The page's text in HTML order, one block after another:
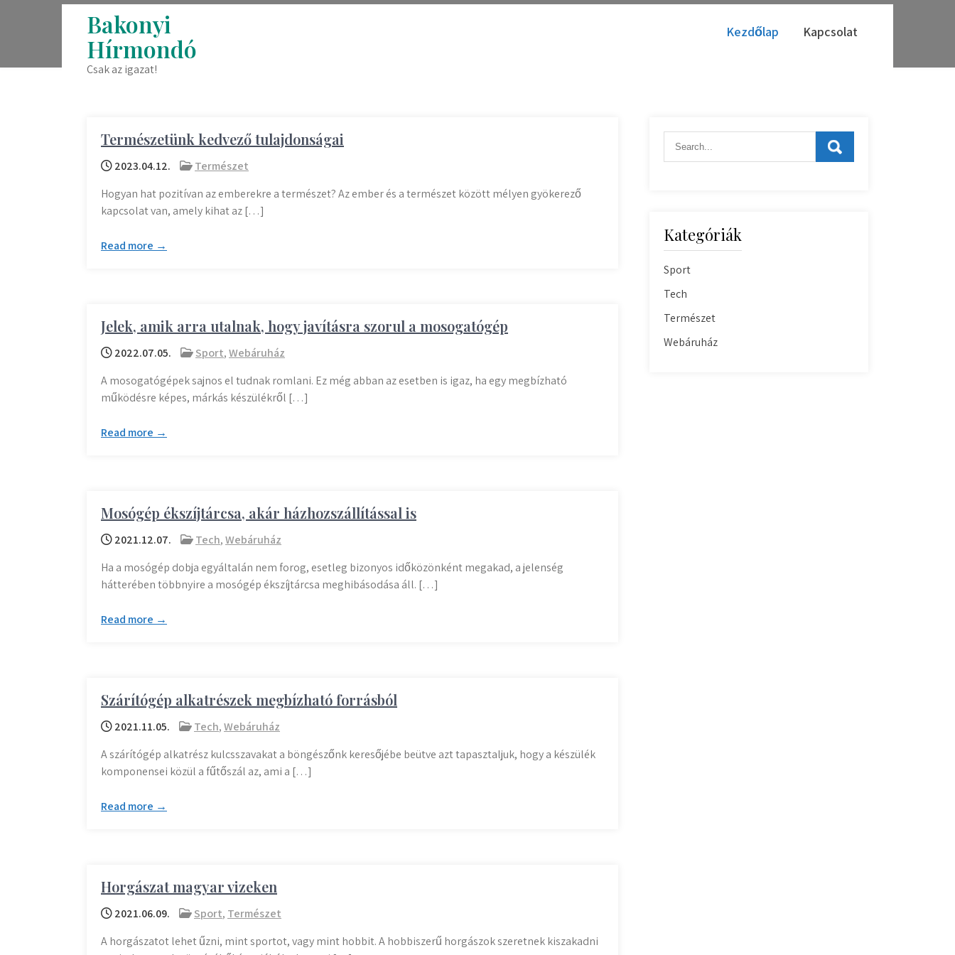
Bakonyi
Hírmondó
Csak az igazat!
Kezdőlap Kapcsolat
Természetünk kedvező tulajdonságai
2023.04.12.
Természet
Hogyan hat pozitívan az emberekre a természet? Az ember és a természet között mélyen gyökerező
kapcsolat van, amely kihat az […]
Read more →
Jelek, amik arra utalnak, hogy javításra szorul a mosogatógép
2022.07.05. Sport,Webáruház
A mosogatógépek sajnos el tudnak romlani. Ez még abban az esetben is igaz, ha egy megbízható
működésre képes, márkás készülékről […]
Read more →
Mosógép ékszíjtárcsa, akár házhozszállítással is
2021.12.07. Tech,Webáruház
Ha a mosógép dobja egyáltalán nem forog, esetleg bizonyos időközönként megakad, a jelenség
hátterében többnyire a mosógép ékszíjtárcsa meghibásodása áll. […]
Read more →
Szárítógép alkatrészek megbízható forrásból
2021.11.05. Tech,Webáruház
A szárítógép alkatrész kulcsszavakat a böngészőnk keresőjébe beütve azt tapasztaljuk, hogy a készülék
komponensei közül a fűtőszál az, ami a […]
Read more →
Horgászat magyar vizeken
2021.06.09. Sport, Természet
A horgászatot lehet űzni, mint sportot, vagy mint hobbit. A hobbiszerű horgászok szeretnek kiszakadni
Kategóriák
Sport
Tech
Természet
Webáruház